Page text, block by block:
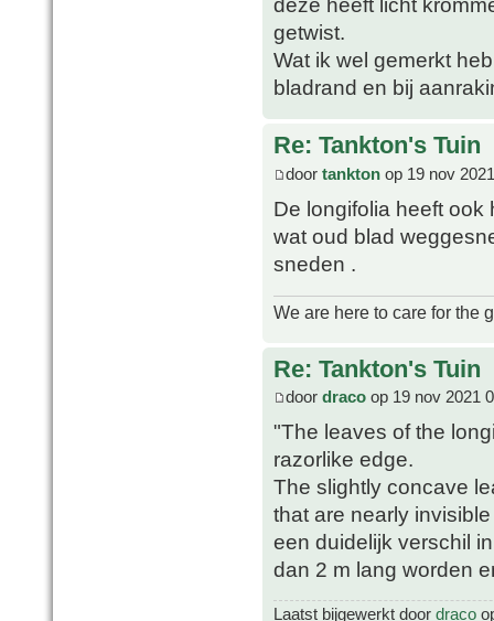
deze heeft licht
getwist.
Wat ik wel gemerkt
bladrand en bij
Re: Tankton's Tuin
door tankton op 19 nov
De longifolia heeft ook
wat oud blad
sneden .
We are here to care for the
Re: Tankton's Tuin
door draco op 19 nov 2021
"The leaves of the
razorlike edge.
The slightly concave
that are nearly
een duidelijk verschil
dan 2 m lang worden
Laatst bijgewerkt door draco